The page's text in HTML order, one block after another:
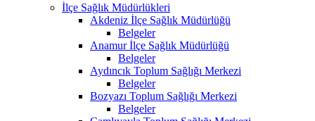
İlçe Sağlık Müdürlükleri
Akdeniz İlçe Sağlık Müdürlüğü
Belgeler
Anamur İlçe Sağlık Müdürlüğü
Belgeler
Aydıncık Toplum Sağlığı Merkezi
Belgeler
Bozyazı Toplum Sağlığı Merkezi
Belgeler